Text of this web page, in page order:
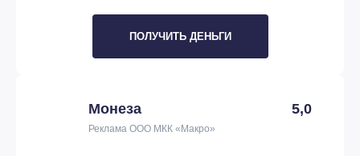
ПОЛУЧИТЬ ДЕНЬГИ
Монеза 5,0
Реклама ООО МКК «Макро»